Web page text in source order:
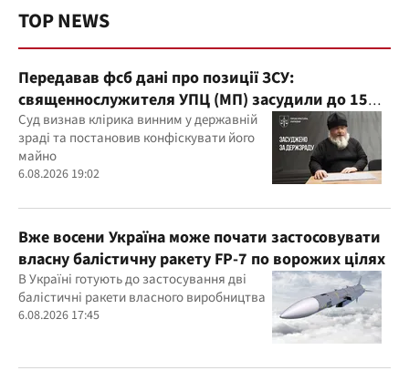
TOP NEWS
Передавав фсб дані про позиції ЗСУ:
священнослужителя УПЦ (МП) засудили до 15
років
Суд визнав клірика винним у державній
зраді та постановив конфіскувати його
майно
6.08.2026 19:02
Вже восени Україна може почати застосовувати
власну балістичну ракету FP-7 по ворожих цілях
В Україні готують до застосування дві
балістичні ракети власного виробництва
6.08.2026 17:45